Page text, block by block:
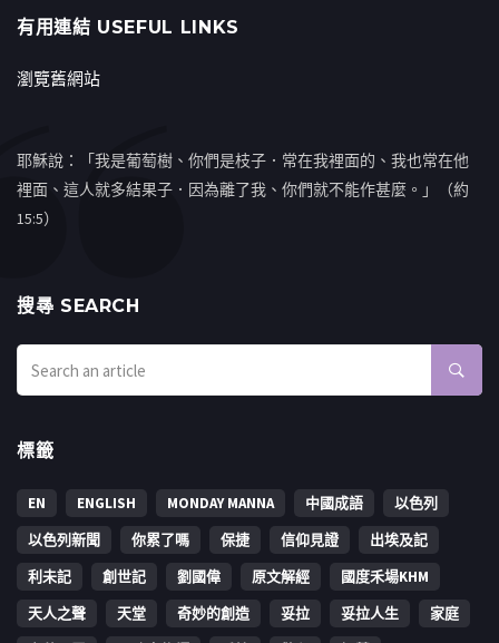
有用連結 USEFUL LINKS
瀏覽舊網站
耶穌說：「我是葡萄樹、你們是枝子．常在我裡面的、我也常在他
裡面、這人就多結果子．因為離了我、你們就不能作甚麼。」（約
15:5）
搜㝷 SEARCH
標籤
EN ENGLISH MONDAY MANNA 中國成語
以色列
以色列新聞
你累了嗎 保捷 信仰見證
出埃及記
利未記
創世記 劉國偉 原文解經
國度禾場KHM
天人之聲
天堂 奇妙的創造 妥拉 妥拉人生
家庭